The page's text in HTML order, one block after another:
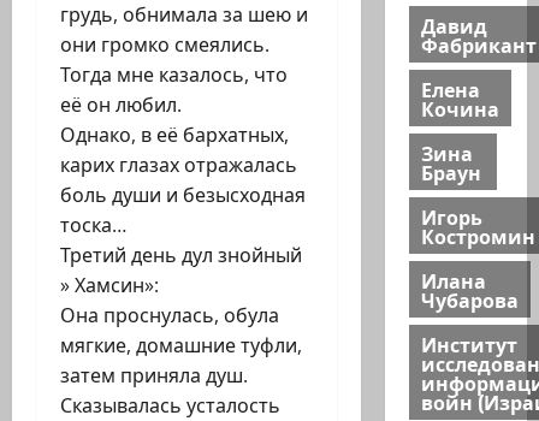
грудь, обнимала за шею и
они громко смеялись.
Тогда мне казалось, что
её он любил.
Однако, в её бархатных,
карих глазах отражалась
боль души и безысходная
тоска…
Третий день дул знойный
» Хамсин»:
Она проснулась, обула
мягкие, домашние туфли,
затем приняла душ.
Сказывалась усталость
Давид
Фабрикант
Елена
Кочина
Зина
Браун
Игорь
Костромин
Илана
Чубарова
Институт
войн